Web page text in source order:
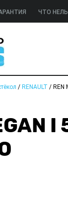
ЧТО
/ RENAULT / REN